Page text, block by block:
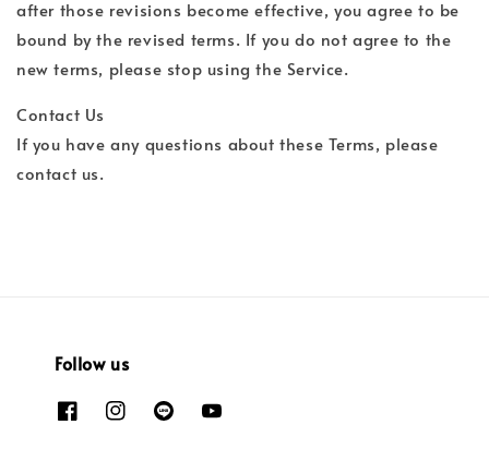
after those revisions become effective, you agree to be
bound by the revised terms. If you do not agree to the
new terms, please stop using the Service.
Contact Us
If you have any questions about these Terms, please
contact us.
Follow us